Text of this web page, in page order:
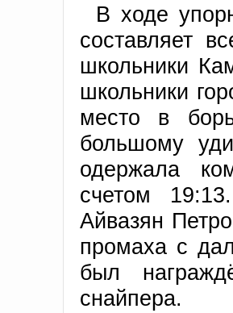
В ходе
составляет
школьники
школьники
место в
большому
одержала
счетом
Айвазян
промаха с
был
снайпера.